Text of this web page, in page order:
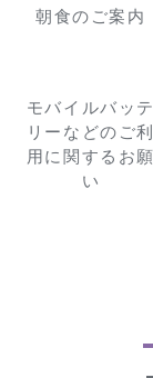
朝食のご案内
モバイルバッテ
リーなどのご利
用に関するお願
い